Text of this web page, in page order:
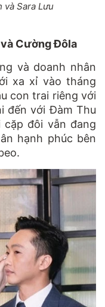
và Sara Lưu
Cường Đôla
và doanh nhân
xa xỉ vào tháng
con trai riêng với
đến với Đàm Thu
cặp đôi vẫn đang
hạnh phúc bên